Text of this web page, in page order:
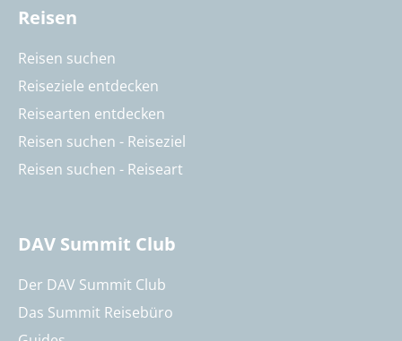
Reisen
Reisen suchen
Reiseziele entdecken
Reisearten entdecken
Reisen suchen - Reiseziel
Reisen suchen - Reiseart
DAV Summit Club
Der DAV Summit Club
Das Summit Reisebüro